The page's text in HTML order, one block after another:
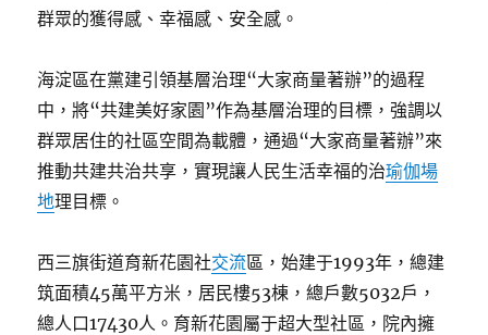
群眾的獲得感、幸福感、安全感。
海淀區在黨建引領基層治理“大家商量著辦”的過程
中，將“共建美好家園”作為基層治理的目標，強調以
群眾居住的社區空間為載體，通過“大家商量著辦”來
推動共建共治共享，實現讓人民生活幸福的治瑜伽場
地理目標。
西三旗街道育新花園社交流區，始建于1993年，總建
筑面積45萬平方米，居民樓53棟，總戶數5032戶，
總人口17430人。育新花園屬于超大型社區，院內擁